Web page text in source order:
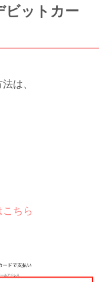
ビットカー
は、
ちら